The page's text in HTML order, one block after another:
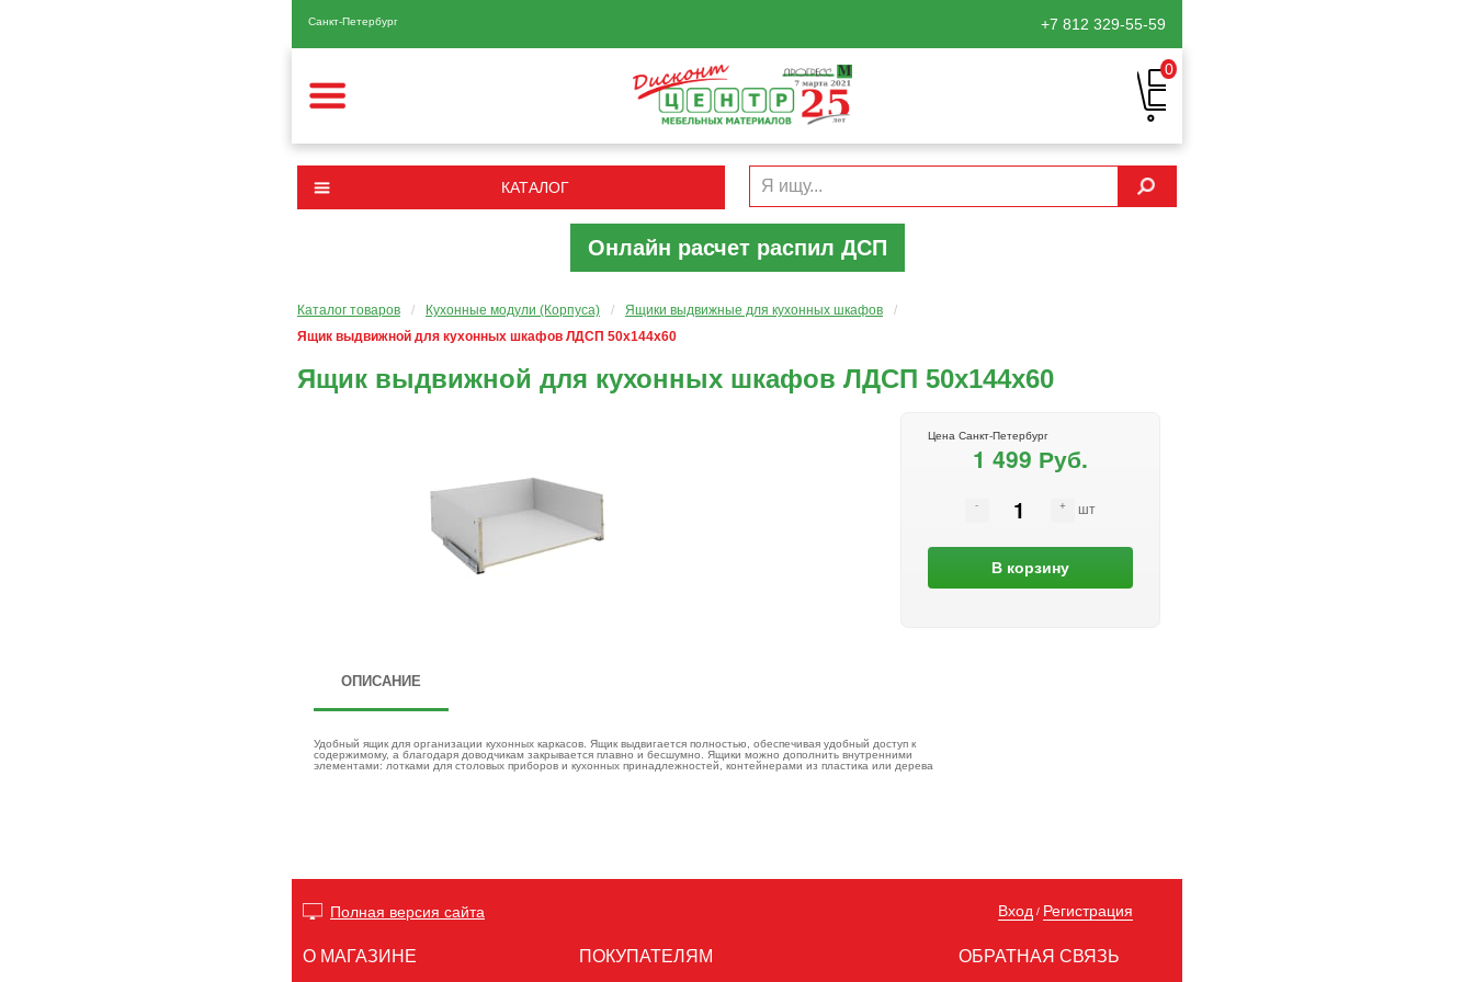
Санкт-Петербург +7 812 329-55-59
0
КАТАЛОГ
Онлайн расчет распил ДСП
Каталог товаров / Кухонные модули (Корпуса) / Ящики выдвижные для кухонных шкафов
/
Ящик выдвижной для кухонных шкафов ЛДСП 50х144х60
Ящик выдвижной для кухонных шкафов ЛДСП 50х144х60
Цена Санкт-Петербург
1 499 Руб.
шт
В корзину
ОПИСАНИЕ
Удобный ящик для организации кухонных каркасов. Ящик выдвигается полностью, обеспечивая удобный доступ к
содержимому, а благодаря доводчикам закрывается плавно и бесшумно. Ящики можно дополнить внутренними
элементами: лотками для столовых приборов и кухонных принадлежностей, контейнерами из пластика или дерева
Полная версия сайта Вход / Регистрация
О МАГАЗИНЕ ПОКУПАТЕЛЯМ ОБРАТНАЯ СВЯЗЬ